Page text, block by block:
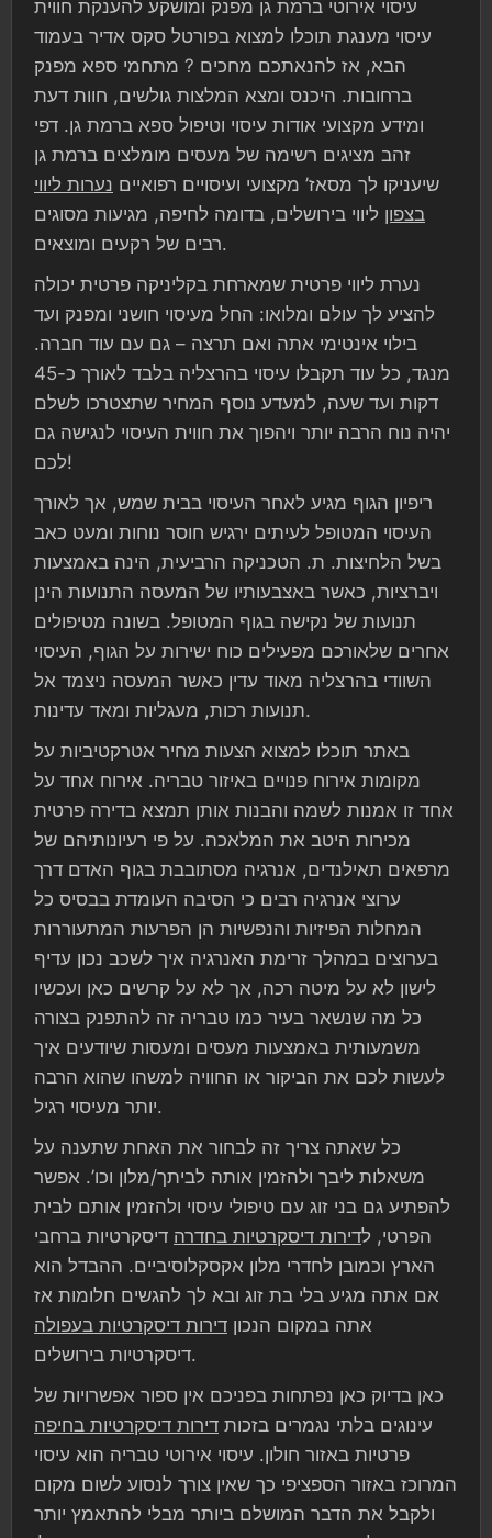
עיסוי אירוטי ברמת גן מפנק ומושקע להענקת חווית
עיסוי מענגת תוכלו למצוא בפורטל סקס אדיר בעמוד
הבא, אז להנאתכם מחכים ? מתחמי ספא מפנק
ברחובות. היכנס ומצא המלצות גולשים, חוות דעת
ומידע מקצועי אודות עיסוי וטיפול ספא ברמת גן. דפי
זהב מציגים רשימה של מעסים מומלצים ברמת גן
שיעניקו לך מסאז’ מקצועי ועיסויים רפואיים נערות ליווי
בצפון ליווי בירושלים, בדומה לחיפה, מגיעות מסוגים
רבים של רקעים ומוצאים.
נערת ליווי פרטית שמארחת בקליניקה פרטית יכולה
להציע לך עולם ומלואו: החל מעיסוי חושני ומפנק ועד
בילוי אינטימי אתה ואם תרצה – גם עם עוד חברה.
מנגד, כל עוד תקבלו עיסוי בהרצליה בלבד לאורך כ-45
דקות ועד שעה, למעדע נוסף המחיר שתצטרכו לשלם
יהיה נוח הרבה יותר ויהפוך את חווית העיסוי לנגישה גם
לכם!
ריפיון הגוף מגיע לאחר העיסוי בבית שמש, אך לאורך
העיסוי המטופל לעיתים ירגיש חוסר נוחות ומעט כאב
בשל הלחיצות. ת. הטכניקה הרביעית, הינה באמצעות
ויברציות, כאשר באצבעותיו של המעסה התנועות הינן
תנועות של נקישה בגוף המטופל. בשונה מטיפולים
אחרים שלאורכם מפעילים כוח ישירות על הגוף, העיסוי
השוודי בהרצליה מאוד עדין כאשר המעסה ניצמד אל
תנועות רכות, מעגליות ומאד עדינות.
באתר תוכלו למצוא הצעות מחיר אטרקטיביות על
מקומות אירוח פנויים באיזור טבריה. אירוח אחד על
אחד זו אמנות לשמה והבנות אותן תמצא בדירה פרטית
מכירות היטב את המלאכה. על פי רעיונותיהם של
מרפאים תאילנדים, אנרגיה מסתובבת בגוף האדם דרך
ערוצי אנרגיה רבים כי הסיבה העומדת בבסיס כל
המחלות הפיזיות והנפשיות הן הפרעות המתעוררות
בערוצים במהלך זרימת האנרגיה איך לשכב נכון עדיף
לישון לא על מיטה רכה, אך לא על קרשים כאן ועכשיו
כל מה שנשאר בעיר כמו טבריה זה להתפנק בצורה
משמעותית באמצעות מעסים ומעסות שיודעים איך
לעשות לכם את הביקור או החוויה למשהו שהוא הרבה
יותר מעיסוי רגיל.
כל שאתה צריך זה לבחור את האחת שתענה על
משאלות ליבך ולהזמין אותה לביתך/מלון וכו’. אפשר
להפתיע גם בני זוג עם טיפולי עיסוי ולהזמין אותם לבית
הפרטי, לדירות דיסקרטיות בחדרה דיסקרטיות ברחבי
הארץ וכמובן לחדרי מלון אקסקלוסיביים. ההבדל הוא
אם אתה מגיע בלי בת זוג ובא לך להגשים חלומות אז
אתה במקום הנכון דירות דיסקרטיות בעפולה
דיסקרטיות בירושלים.
כאן בדיוק כאן נפתחות בפניכם אין ספור אפשרויות של
עינוגים בלתי נגמרים בזכות דירות דיסקרטיות בחיפה
פרטיות באזור חולון. עיסוי אירוטי טבריה הוא עיסוי
המרוכז באזור הספציפי כך שאין צורך לנסוע לשום מקום
ולקבל את הדבר המושלם ביותר מבלי להתאמץ יותר